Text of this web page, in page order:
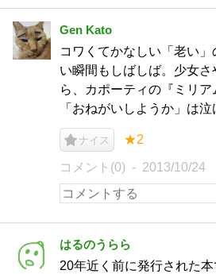
Gen Kato
コワくてかなしい「老い
い瞬間もしばしば。少女
ら、カポーティの『ミリア
「おねがいしようか」は
ナイス ★2
コメント(0) 2013/10/24
はるのうらら
20年近く前に発行された